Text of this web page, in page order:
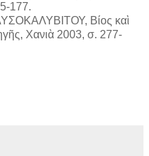
177.
Βίος καὶ
Χανιὰ 2003, σ. 277-